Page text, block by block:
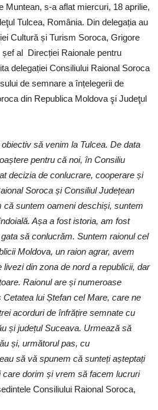
Muntean, s-a aflat miercuri, 18 aprilie,
Tulcea, România. Din delegația au
Cultură și Turism Soroca, Grigore
al Direcției Raionale pentru
delegației Consiliului Raional Soroca
de semnare a înțelegerii de
din Republica Moldova şi Judeţul
să venim la Tulcea. De data
pentru că noi, în Consiliu
decizia de conlucrare, cooperare și
Soroca și Consiliul Județean
că suntem oameni deschiși, suntem
Așa a fost istoria, am fost
să conlucrăm. Suntem raionul cel
Moldova, un raion agrar, avem
din zona de nord a republicii, dar
Raionul are și numeroase
lui Ștefan cel Mare, care ne
acorduri de înfrățire semnate cu
și județul Suceava. Urmează să
și, următorul pas, cu
să vă spunem că sunteți așteptați
dorim și vrem să facem lucruri
Consiliului Raional Soroca,